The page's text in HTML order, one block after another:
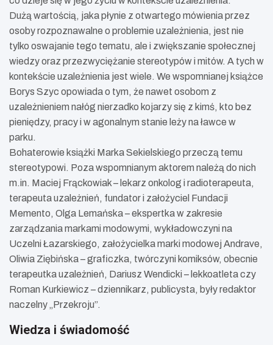
Dużą wartością, jaka płynie z otwartego mówienia przez
osoby rozpoznawalne o problemie uzależnienia, jest nie
tylko oswajanie tego tematu, ale i zwiększanie społecznej
wiedzy oraz przezwyciężanie stereotypów i mitów. A tych w
kontekście uzależnienia jest wiele. We wspomnianej książce
Borys Szyc opowiada o tym, że nawet osobom z
uzależnieniem nałóg nierzadko kojarzy się z kimś, kto bez
pieniędzy, pracy i w agonalnym stanie leży na ławce w
parku.
Bohaterowie książki Marka Sekielskiego przeczą temu
stereotypowi. Poza wspomnianym aktorem należą do nich
m.in. Maciej Frąckowiak – lekarz onkolog i radioterapeuta,
terapeuta uzależnień, fundator i założyciel Fundacji
Memento, Olga Lemańska – ekspertka w zakresie
zarządzania markami modowymi, wykładowczyni na
Uczelni Łazarskiego, założycielka marki modowej Andrave,
Oliwia Ziębińska – graficzka, twórczyni komiksów, obecnie
terapeutka uzależnień, Dariusz Wendicki – lekkoatleta czy
Roman Kurkiewicz – dziennikarz, publicysta, były redaktor
naczelny „Przekroju”.
Wiedza i świadomość